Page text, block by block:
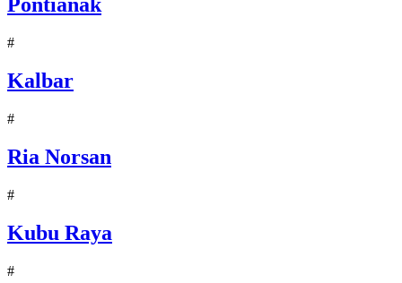
Pontianak
#
Kalbar
#
Ria Norsan
#
Kubu Raya
#